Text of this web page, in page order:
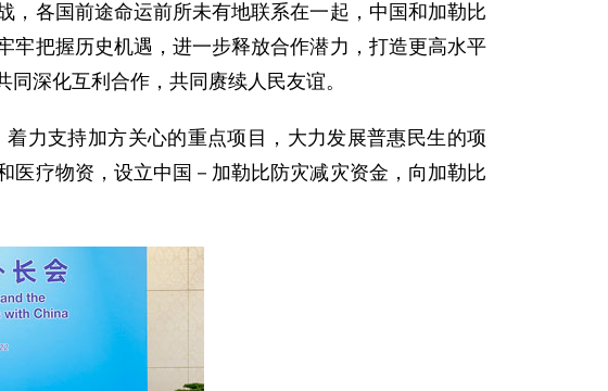
各国前途命运前所未有地联系在一起，中国和加勒比
牢把握历史机遇，进一步释放合作潜力，打造更高水平
深化互利合作，共同赓续人民友谊。
力支持加方关心的重点项目，大力发展普惠民生的项
医疗物资，设立中国－加勒比防灾减灾资金，向加勒比